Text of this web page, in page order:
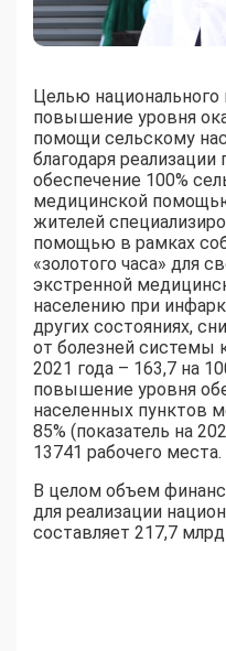
Целью национального
повышение уровня
помощи сельскому
благодаря
обеспечение 100%
медицинской
жителей
помощью в рамках
«золотого часа» для
экстренной
населению при
других состояниях,
от болезней системы
2021 года – 163,7 на
повышение уровня
населенных пунктов
85% (показатель на
13741 рабочего места.
В целом объем
для реализации
составляет 217,7 млрд